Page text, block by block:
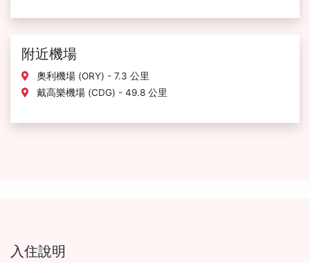
附近機場
奧利機場 (ORY) - 7.3 公里
戴高樂機場 (CDG) - 49.8 公里
入住說明